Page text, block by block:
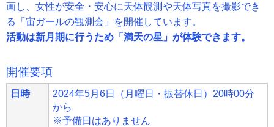
画し、女性が安全・安心に天体観測や天体写真を撮影でき
る「宙ガールの観測会」を開催しています。
活動は新月期に行うため「満天の星」が体験できます。
開催要項
日時
2024年5月6日（月曜日・振替休日）20時00分
から
※予備日はありません